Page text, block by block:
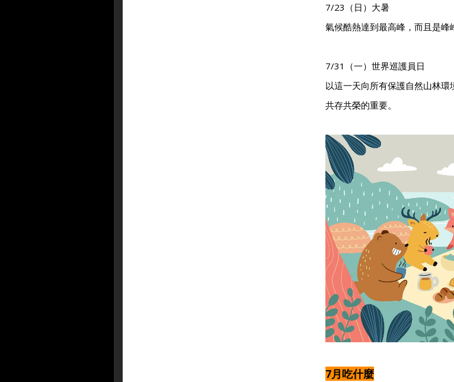
7/23（日）大暑
氣候酷熱達到最高峰，而且是峰
7/31（一）世界巡護員日
以這一天向所有保護自然山林
共存共榮的重要。
7月吃什麼